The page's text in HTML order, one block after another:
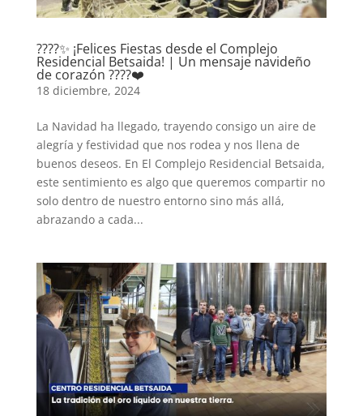
????✨ ¡Felices Fiestas desde el Complejo
Residencial Betsaida! | Un mensaje navideño
de corazón ????❤️
18 diciembre, 2024
La Navidad ha llegado, trayendo consigo un aire de
alegría y festividad que nos rodea y nos llena de
buenos deseos. En El Complejo Residencial Betsaida,
este sentimiento es algo que queremos compartir no
solo dentro de nuestro entorno sino más allá,
abrazando a cada...